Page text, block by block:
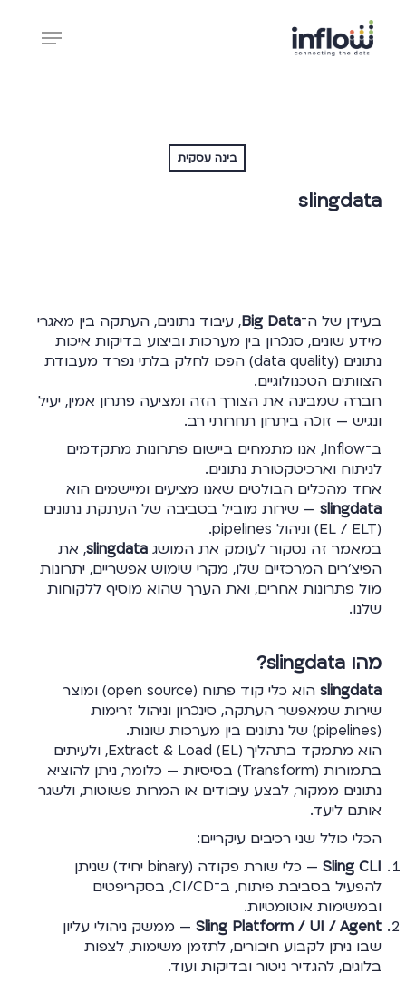
Menu
בינה עסקית
slingdata
בעידן של ה־Big Data, עיבוד נתונים, העתקה בין מאגרי
מידע שונים, סנכרון בין מערכות וביצוע בדיקות איכות
נתונים (data quality) הפכו לחלק בלתי נפרד מעבודת
הצוותים הטכנולוגיים.
חברה שמבינה את הצורך הזה ומציעה פתרון אמין, יעיל
ונגיש — זוכה ביתרון תחרותי רב.
ב־Inflow, אנו מתמחים ביישום פתרונות מתקדמים
לניתוח וארכיטקטורת נתונים.
אחד מהכלים הבולטים שאנו מציעים ומיישמים הוא
slingdata— שירות מוביל בסביבה של העתקת נתונים
(EL / ELT) וניהול pipelines.
במאמר זה נסקור לעומק את המושג slingdata, את
הפיצ’רים המרכזיים שלו, מקרי שימוש אפשריים, יתרונות
מול פתרונות אחרים, ואת הערך שהוא מוסיף ללקוחות
שלנו.
מהו slingdata?
slingdata
הוא כלי קוד פתוח (open source) ומוצר
שירות שמאפשר העתקה, סינכרון וניהול זרימות
(pipelines) של נתונים בין מערכות שונות.
הוא מתמקד בתהליך Extract & Load (EL), ולעיתים
בתמורות (Transform) בסיסיות — כלומר, ניתן להוציא
נתונים ממקור, לבצע עיבודים או המרות פשוטות, ולשגר
אותם ליעד.
הכלי כולל שני רכיבים עיקריים:
Sling CLI
— כלי שורת פקודה (binary יחיד) שניתן
להפעיל בסביבת פיתוח, ב־CI/CD, בסקריפטים
ובמשימות אוטומטיות.
Sling Platform / UI / Agent— ממשק ניהולי עליון
שבו ניתן לקבוע חיבורים, לתזמן משימות, לצפות
בלוגים, להגדיר ניטור ובדיקות ועוד.
Close